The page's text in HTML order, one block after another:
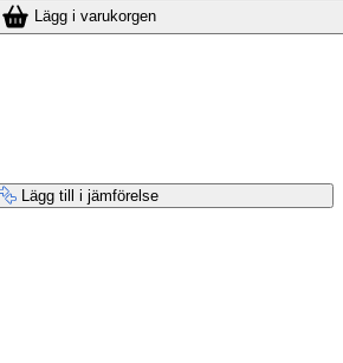
Lägg i varukorgen
Lägg till i jämförelse